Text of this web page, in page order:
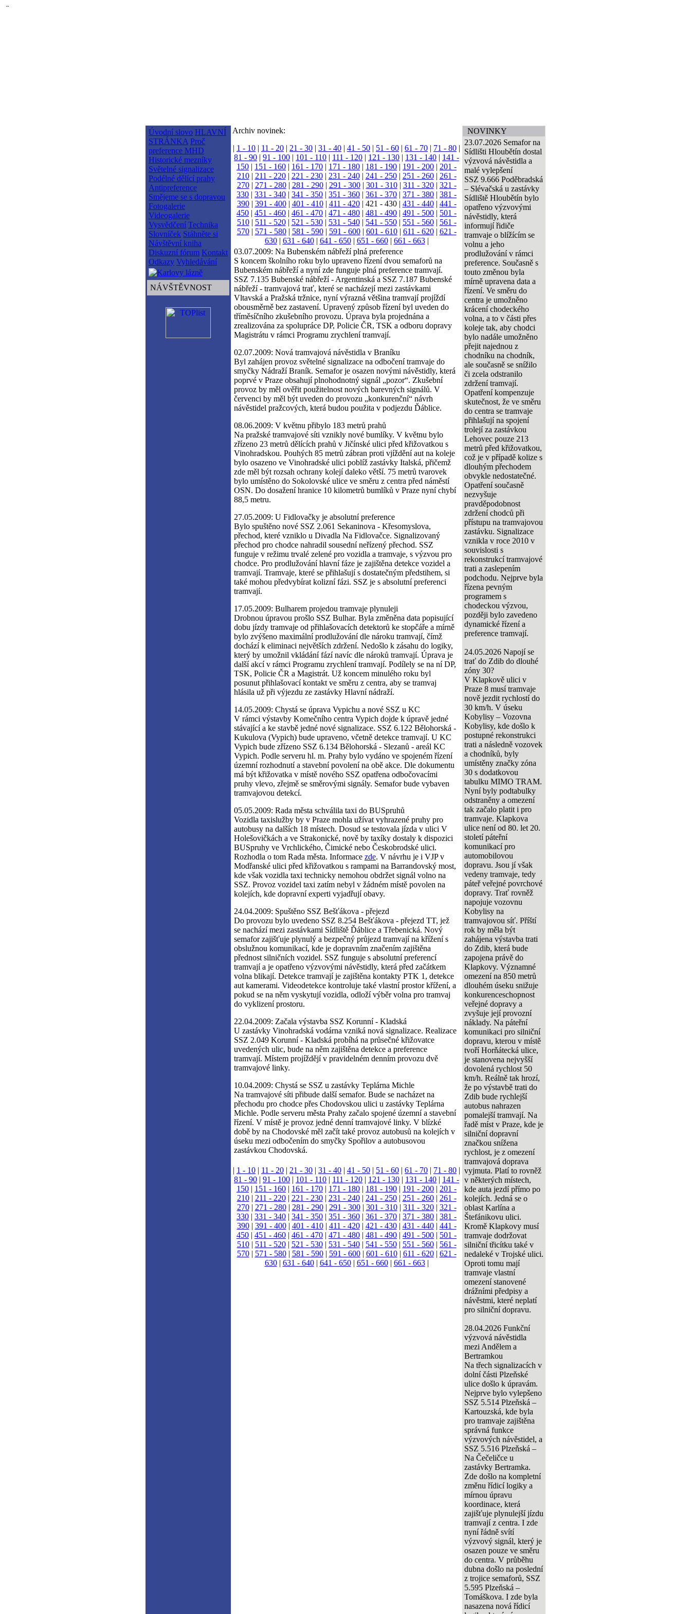
¨
Úvodní slovo HLAVNÍ
STRÁNKA Proč
preference MHD
Historické mezníky
Světelné signalizace
Podélné dělící prahy
Antipreference
Smějeme se s dopravou
Fotogalerie
Videogalerie
Vysvědčení Technika
Slovníček Stáhněte si
Návštěvní kniha
Diskuzní fórum Kontakt
Odkazy Vyhledávání
NÁVŠTĚVNOST
Archiv novinek:
| 1 - 10 | 11 - 20 | 21 - 30 | 31 - 40 | 41 - 50 | 51 - 60 | 61 - 70 | 71 - 80 |
81 - 90 | 91 - 100 | 101 - 110 | 111 - 120 | 121 - 130 | 131 - 140 | 141 -
150 | 151 - 160 | 161 - 170 | 171 - 180 | 181 - 190 | 191 - 200 | 201 -
210| 211 - 220| 221 - 230| 231 - 240| 241 - 250| 251 - 260| 261 -
270| 271 - 280| 281 - 290| 291 - 300| 301 - 310| 311 - 320| 321 -
330 | 331 - 340 | 341 - 350 | 351 - 360 | 361 - 370 | 371 - 380 | 381 -
390| 391 - 400| 401 - 410| 411 - 420| 421 - 430| 431 - 440| 441 -
450 | 451 - 460 | 461 - 470 | 471 - 480 | 481 - 490 | 491 - 500 | 501 -
510| 511 - 520| 521 - 530| 531 - 540| 541 - 550| 551 - 560| 561 -
570| 571 - 580| 581 - 590| 591 - 600| 601 - 610| 611 - 620| 621 -
630| 631 - 640| 641 - 650| 651 - 660| 661 - 663|
03.07.2009: Na Bubenském nábřeží plná preference
S koncem školního roku bylo upraveno řízení dvou semaforů na
Bubenském nábřeží a nyní zde funguje plná preference tramvají.
SSZ 7.135 Bubenské nábřeží - Argentinská a SSZ 7.187 Bubenské
nábřeží - tramvajová trať, které se nacházejí mezi zastávkami
Vltavská a Pražská tržnice, nyní výrazná většina tramvají projíždí
obousměrně bez zastavení. Upravený způsob řízení byl uveden do
tříměsíčního zkušebního provozu. Úprava byla projednána a
zrealizována za spolupráce DP, Policie ČR, TSK a odboru dopravy
Magistrátu v rámci Programu zrychlení tramvají.
02.07.2009: Nová tramvajová návěstidla v Braníku
Byl zahájen provoz světelné signalizace na odbočení tramvaje do
smyčky Nádraží Braník. Semafor je osazen novými návěstidly, která
poprvé v Praze obsahují plnohodnotný signál „pozor“. Zkušební
provoz by měl ověřit použitelnost nových barevných signálů. V
červenci by měl být uveden do provozu „konkurenční“ návrh
návěstidel pražcových, která budou použita v podjezdu Ďáblice.
08.06.2009: V květnu přibylo 183 metrů prahů
Na pražské tramvajové síti vznikly nové bumlíky. V květnu bylo
zřízeno 23 metrů dělících prahů v Jičínské ulici před křižovatkou s
Vinohradskou. Pouhých 85 metrů zábran proti vjíždění aut na koleje
bylo osazeno ve Vinohradské ulici poblíž zastávky Italská, přičemž
zde měl být rozsah ochrany kolejí daleko větší. 75 metrů tvarovek
bylo umístěno do Sokolovské ulice ve směru z centra před náměstí
OSN. Do dosažení hranice 10 kilometrů bumlíků v Praze nyní chybí
88,5 metru.
27.05.2009: U Fidlovačky je absolutní preference
Bylo spuštěno nové SSZ 2.061 Sekaninova - Křesomyslova,
přechod, které vzniklo u Divadla Na Fidlovačce. Signalizovaný
přechod pro chodce nahradil sousední neřízený přechod. SSZ
funguje v režimu trvalé zelené pro vozidla a tramvaje, s výzvou pro
chodce. Pro prodlužování hlavní fáze je zajištěna detekce vozidel a
tramvají. Tramvaje, které se přihlašují s dostatečným předstihem, si
také mohou předvybírat kolizní fázi. SSZ je s absolutní preferenci
tramvají.
17.05.2009: Bulharem projedou tramvaje plynuleji
Drobnou úpravou prošlo SSZ Bulhar. Byla změněna data popisující
dobu jízdy tramvaje od přihlašovacích detektorů ke stopčáře a mírně
bylo zvýšeno maximální prodlužování dle nároku tramvají, čímž
dochází k eliminaci největších zdržení. Nedošlo k zásahu do logiky,
který by umožnil vkládání fází navíc dle nároků tramvají. Úprava je
další akcí v rámci Programu zrychlení tramvají. Podílely se na ní DP,
TSK, Policie ČR a Magistrát. Už koncem minulého roku byl
posunut přihlašovací kontakt ve směru z centra, aby se tramvaj
hlásila už při výjezdu ze zastávky Hlavní nádraží.
14.05.2009: Chystá se úprava Vypichu a nové SSZ u KC
V rámci výstavby Komečního centra Vypich dojde k úpravě jedné
stávající a ke stavbě jedné nové signalizace. SSZ 6.122 Bělohorská -
Kukulova (Vypich) bude upraveno, včetně detekce tramvají. U KC
Vypich bude zřízeno SSZ 6.134 Bělohorská - Slezanů - areál KC
Vypich. Podle serveru hl. m. Prahy bylo vydáno ve spojeném řízení
územní rozhodnutí a stavební povolení na obě akce. Dle dokumentu
má být křižovatka v místě nového SSZ opatřena odbočovacími
pruhy vlevo, zřejmě se směrovými signály. Semafor bude vybaven
tramvajovou detekcí.
05.05.2009: Rada města schválila taxi do BUSpruhů
Vozidla taxislužby by v Praze mohla užívat vyhrazené pruhy pro
autobusy na dalších 18 místech. Dosud se testovala jízda v ulici V
Holešovičkách a ve Strakonické, nově by taxíky dostaly k dispozici
BUSpruhy ve Vrchlického, Čimické nebo Českobrodské ulici.
Rozhodla o tom Rada města. Informace zde. V návrhu je i VJP v
Modřanské ulici před křižovatkou s rampami na Barrandovský most,
kde však vozidla taxi technicky nemohou obdržet signál volno na
SSZ. Provoz vozidel taxi zatím nebyl v žádném místě povolen na
kolejích, kde dopravní experti vyjadřují obavy.
24.04.2009: Spuštěno SSZ Bešťákova - přejezd
Do provozu bylo uvedeno SSZ 8.254 Bešťákova - přejezd TT, jež
se nachází mezi zastávkami Sídliště Ďáblice a Třebenická. Nový
semafor zajišťuje plynulý a bezpečný průjezd tramvají na křížení s
obslužnou komunikací, kde je dopravním značením zajištěna
přednost silničních vozidel. SSZ funguje s absolutní preferencí
tramvají a je opatřeno výzvovými návěstidly, která před začátkem
volna blikají. Detekce tramvají je zajištěna kontakty PTK 1, detekce
aut kamerami. Videodetekce kontroluje také vlastní prostor křížení, a
pokud se na něm vyskytují vozidla, odloží výběr volna pro tramvaj
do vyklizení prostoru.
22.04.2009: Začala výstavba SSZ Korunní - Kladská
U zastávky Vinohradská vodárna vzniká nová signalizace. Realizace
SSZ 2.049 Korunní - Kladská probíhá na průsečné křižovatce
uvedených ulic, bude na něm zajištěna detekce a preference
tramvají. Místem projíždějí v pravidelném denním provozu dvě
tramvajové linky.
10.04.2009: Chystá se SSZ u zastávky Teplárna Michle
Na tramvajové síti přibude další semafor. Bude se nacházet na
přechodu pro chodce přes Chodovskou ulici u zastávky Teplárna
Michle. Podle serveru města Prahy začalo spojené územní a stavební
řízení. V místě je provoz jedné denní tramvajové linky. V blízké
době by na Chodovské měl začít také provoz autobusů na kolejích v
úseku mezi odbočením do smyčky Spořilov a autobusovou
zastávkou Chodovská.
| 1 - 10 | 11 - 20 | 21 - 30 | 31 - 40 | 41 - 50 | 51 - 60 | 61 - 70 | 71 - 80 |
81 - 90 | 91 - 100 | 101 - 110 | 111 - 120 | 121 - 130 | 131 - 140 | 141 -
150 | 151 - 160 | 161 - 170 | 171 - 180 | 181 - 190 | 191 - 200 | 201 -
210 | 211 - 220 | 221 - 230 | 231 - 240 | 241 - 250 | 251 - 260 | 261 -
270 | 271 - 280 | 281 - 290 | 291 - 300 | 301 - 310 | 311 - 320 | 321 -
330 | 331 - 340 | 341 - 350 | 351 - 360 | 361 - 370 | 371 - 380 | 381 -
390 | 391 - 400 | 401 - 410 | 411 - 420 | 421 - 430 | 431 - 440 | 441 -
450 | 451 - 460 | 461 - 470 | 471 - 480 | 481 - 490 | 491 - 500 | 501 -
510 | 511 - 520 | 521 - 530 | 531 - 540 | 541 - 550 | 551 - 560 | 561 -
570 | 571 - 580 | 581 - 590 | 591 - 600 | 601 - 610 | 611 - 620 | 621 -
630 | 631 - 640 | 641 - 650 | 651 - 660 | 661 - 663|
NOVINKY
23.07.2026 Semafor na
Sídlišti Hloubětín dostal
výzvová návěstidla a
malé vylepšení
SSZ 9.666 Poděbradská
– Slévačská u zastávky
Sídliště Hloubětín bylo
opatřeno výzvovými
návěstidly, která
informují řidiče
tramvaje o blížícím se
volnu a jeho
prodlužování v rámci
preference. Současně s
touto změnou byla
mírně upravena data a
řízení. Ve směru do
centra je umožněno
krácení chodeckého
volna, a to v části přes
koleje tak, aby chodci
bylo nadále umožněno
přejit najednou z
chodníku na chodník,
ale současně se snížilo
či zcela odstranilo
zdržení tramvají.
Opatření kompenzuje
skutečnost, že ve směru
do centra se tramvaje
přihlašují na spojení
trolejí za zastávkou
Lehovec pouze 213
metrů před křižovatkou,
což je v případě kolize s
dlouhým přechodem
obvykle nedostatečné.
Opatření současně
nezvyšuje
pravděpodobnost
zdržení chodců při
přístupu na tramvajovou
zastávku. Signalizace
vznikla v roce 2010 v
souvislosti s
rekonstrukcí tramvajové
trati a zaslepením
podchodu. Nejprve byla
řízena pevným
programem s
chodeckou výzvou,
později bylo zavedeno
dynamické řízení a
preference tramvají.
24.05.2026 Napojí se
trať do Zdib do dlouhé
zóny 30?
V Klapkově ulici v
Praze 8 musí tramvaje
nově jezdit rychlostí do
30 km/h. V úseku
Kobylisy – Vozovna
Kobylisy, kde došlo k
postupné rekonstrukci
trati a následně vozovek
a chodníků, byly
umístěny značky zóna
30 s dodatkovou
tabulku MIMO TRAM.
Nyní byly podtabulky
odstraněny a omezení
tak začalo platit i pro
tramvaje. Klapkova
ulice není od 80. let 20.
století páteřní
komunikací pro
automobilovou
dopravu. Jsou jí však
vedeny tramvaje, tedy
páteř veřejné povrchové
dopravy. Trať rovněž
napojuje vozovnu
Kobylisy na
tramvajovou síť. Příští
rok by měla být
zahájena výstavba trati
do Zdib, která bude
zapojena právě do
Klapkovy. Významné
omezení na 850 metrů
dlouhém úseku snižuje
konkurenceschopnost
veřejné dopravy a
zvyšuje její provozní
náklady. Na páteřní
komunikaci pro silniční
dopravu, kterou v místě
tvoří Horňátecká ulice,
je stanovena nejvyšší
dovolená rychlost 50
km/h. Reálně tak hrozí,
že po výstavbě trati do
Zdib bude rychlejší
autobus nahrazen
pomalejší tramvají. Na
řadě míst v Praze, kde je
silniční dopravní
značkou snížena
rychlost, je z omezení
tramvajová doprava
vyjmuta. Platí to rovněž
v některých místech,
kde auta jezdí přímo po
kolejích. Jedná se o
oblast Karlína a
Štefánikovu ulici.
Kromě Klapkovy musí
tramvaje dodržovat
silniční třicítku také v
nedaleké v Trojské ulici.
Oproti tomu mají
tramvaje vlastní
omezení stanovené
drážními předpisy a
návěstmi, které neplatí
pro silniční dopravu.
28.04.2026 Funkční
výzvová návěstidla
mezi Andělem a
Bertramkou
Na třech signalizacích v
dolní části Plzeňské
ulice došlo k úpravám.
Nejprve bylo vylepšeno
SSZ 5.514 Plzeňská –
Kartouzská, kde byla
pro tramvaje zajištěna
správná funkce
výzvových návěstidel, a
SSZ 5.516 Plzeňská –
Na Čečeličce u
zastávky Bertramka.
Zde došlo na kompletní
změnu řídicí logiky a
mírnou úpravu
koordinace, která
zajišťuje plynulejší jízdu
tramvají z centra. I zde
nyní řádně svítí
výzvový signál, který je
osazen pouze ve směru
do centra. V průběhu
dubna došlo na poslední
z trojice semaforů, SSZ
5.595 Plzeňská –
Tomáškova. I zde byla
nasazena nová řídicí